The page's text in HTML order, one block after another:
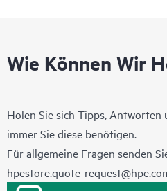
Wie Können Wir
Holen Sie sich Tipps, Antworten
immer Sie diese benötigen.
Für allgemeine Fragen senden
hpestore.quote-